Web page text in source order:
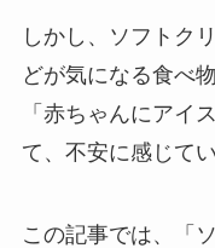
しかし、ソフトク
どが気になる食べ物
「赤ちゃんにアイ
て、不安に感じて
この記事では、「